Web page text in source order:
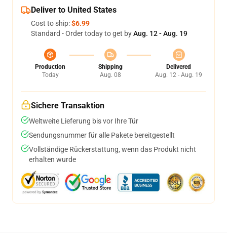
Deliver to United States
Cost to ship:$6.99
Standard - Order today to get byAug. 12 - Aug. 19
Production
Today
Shipping
Aug. 08
Delivered
Aug. 12 - Aug. 19
Sichere Transaktion
Weltweite Lieferung bis vor Ihre Tür
Sendungsnummer für alle Pakete bereitgestellt
Vollständige Rückerstattung, wenn das Produkt nicht
erhalten wurde